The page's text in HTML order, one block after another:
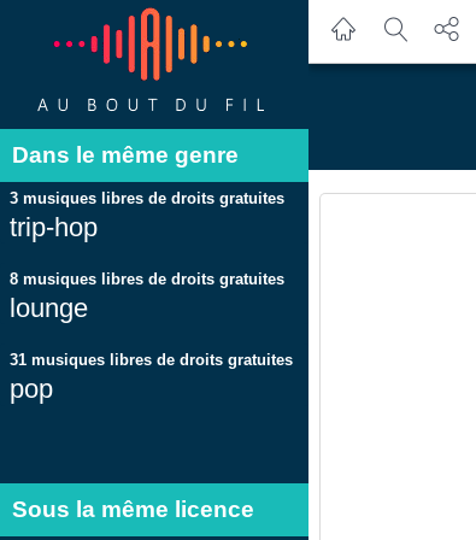
Dans le même genre
3 musiques libres de droits gratuites
trip-hop
8 musiques libres de droits gratuites
lounge
31 musiques libres de droits gratuites
pop
Sous la même licence